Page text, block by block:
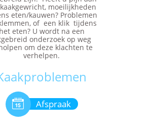
moeilijkheden
eten/kauwen? Problemen
of een klik tijdens
het eten? U wordt na een
onderzoek op weg
om deze klachten te
verhelpen.
Afspraak
